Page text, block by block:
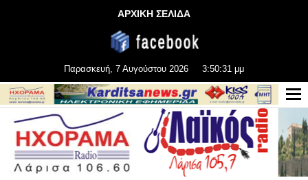
ΑΡΧΙΚΗ ΣΕΛΙΔΑ
Παρασκευή, 7 Αυγούστου 2026 3:50:32 μμ